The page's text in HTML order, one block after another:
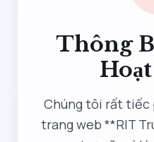
Thông
Chúng tôi rất tiếc
trang web **RIT